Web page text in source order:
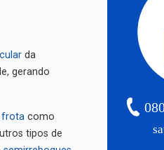
da
gerando
frota
tipos de
semirreboques